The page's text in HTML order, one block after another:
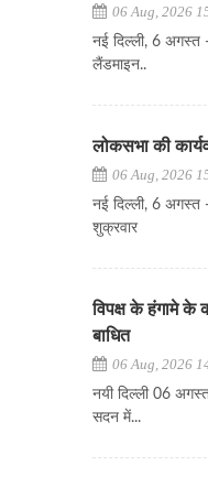
06 Aug, 2026
नई दिल्ली, 6
लैंडमाइन..
लोकसभा की
06 Aug, 2026
नई दिल्ली, 6 अगस्त
शुक्रवार
विपक्ष के हंगामे के
बाधित
06 Aug, 2026
नयी दिल्ली 06
सदन में...